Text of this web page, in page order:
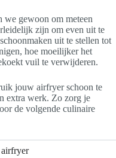
we gewoon om meteen
zijn om even uit te
uit te stellen tot
hoe moeilijker het
vuil te verwijderen.
jouw airfryer schoon te
extra werk. Zo zorg je
de volgende culinaire
airfryer